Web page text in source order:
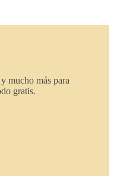
mucho más para
gratis.